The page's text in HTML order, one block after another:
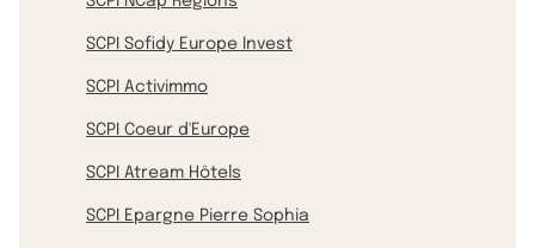
SCPI Sofidy Europe Invest
SCPI Activimmo
SCPI Coeur d'Europe
SCPI Atream Hôtels
SCPI Epargne Pierre Sophia